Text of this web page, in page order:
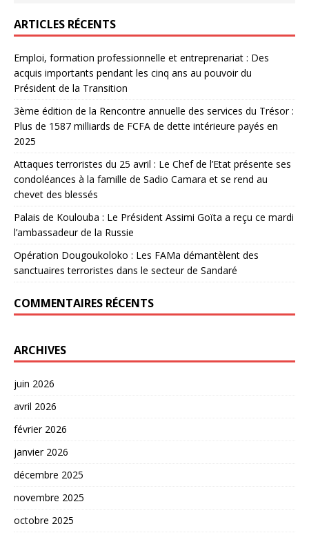
ARTICLES RÉCENTS
Emploi, formation professionnelle et entreprenariat : Des
acquis importants pendant les cinq ans au pouvoir du
Président de la Transition
3ème édition de la Rencontre annuelle des services du Trésor :
Plus de 1587 milliards de FCFA de dette intérieure payés en
2025
Attaques terroristes du 25 avril : Le Chef de l’Etat présente ses
condoléances à la famille de Sadio Camara et se rend au
chevet des blessés
Palais de Koulouba : Le Président Assimi Goïta a reçu ce mardi
l’ambassadeur de la Russie
Opération Dougoukoloko : Les FAMa démantèlent des
sanctuaires terroristes dans le secteur de Sandaré
COMMENTAIRES RÉCENTS
ARCHIVES
juin 2026
avril 2026
février 2026
janvier 2026
décembre 2025
novembre 2025
octobre 2025